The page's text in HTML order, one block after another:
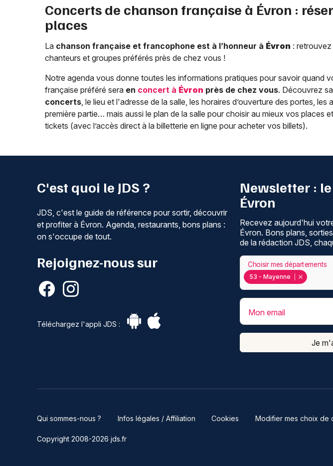
Concerts de chanson française à Évron :
places
La chanson française et francophone est à l’honneur à Évron :
chanteurs et groupes préférés près de chez vous !
Notre agenda vous donne toutes les informations pratiques pour savoir quand
française préféré sera en concert à Évron près de chez vous. Découvrez
concerts, le lieu et l'adresse de la salle, les horaires d’ouverture des portes, les
première partie… mais aussi le plan de la salle pour choisir au mieux vos places
tickets (avec l’accès direct à la billetterie en ligne pour acheter vos billets).
C'est quoi le JDS ?
JDS, c'est le guide de référence pour sortir, découvrir
et profiter à Évron. Agenda, restaurants, bons plans :
on s'occupe de tout.
Rejoignez-nous sur
Téléchargez l'appli JDS :
Newsletter :
Évron
Recevez aujourd'hui
Évron. Bons plans,
de la rédaction JDS,
53 - Mayenne
Choisir mes départements
Mon email
Je
Qui sommes-nous ? Infos légales / Affiliation Cookies Modifier mes choix de
Copyright 2008-2026 jds.fr